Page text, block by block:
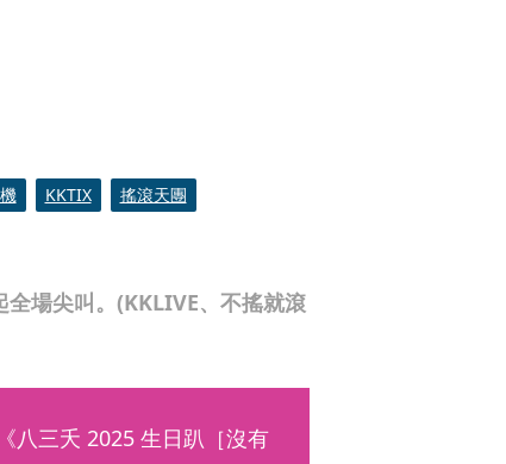
場尖叫。(KKLIVE、不搖就滾
KKTIX 搖滾天團
八三夭 2025 生日趴［沒有